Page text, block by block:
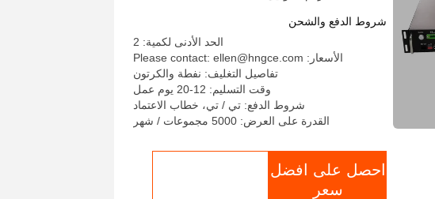
شروط الدفع والشحن
الحد الأدنى لكمية: 2
الأسعار: Please contact: ellen@hngce.com
تفاصيل التغليف: نفطة والكرتون
وقت التسليم: 12-20 يوم عمل
شروط الدفع: تي / تي، خطاب الاعتماد
القدرة على العرض: 5000 مجموعات / شهر
احصل على افضل
سعر